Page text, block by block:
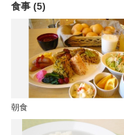
食事 (5)
朝食